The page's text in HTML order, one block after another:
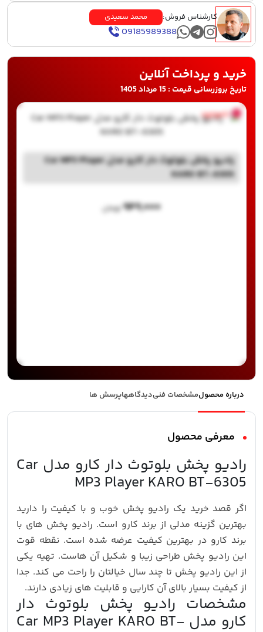
کارشناس فروش: محمد سعیدی
09185989388
خرید و پرداخت آنلاین
تاریخ بروزرسانی قیمت : 15 مرداد 1405
ناموجود
رادیو پخش بلوتوث دار کارو مدل Car MP3 Player
KARO BT-6305
۹۴۹,۰۰۰ تومان
درباره محصولمشخصات فنیدیدگاههاپرسش ها
معرفی محصول
رادیو پخش بلوتوث دار کارو مدل Car
MP3 Player KARO BT-6305
اگر قصد خرید یک رادیو پخش خوب و با کیفیت را دارید
بهترین گزینه مدلی از برند کارو است. رادیو پخش های با
برند کارو در بهترین کیفیت عرضه شده است. نقطه قوت
این رادیو پخش طراحی زیبا و شکیل آن هاست. تهیه یکی
از این رادیو پخش تا چند سال خیالتان را راحت می کند. جدا
از کیفیت بسیار بالای آن کارایی و قابلیت های زیادی دارند.
مشخصات رادیو پخش بلوتوث دار
کارو مدل Car MP3 Player KARO BT-